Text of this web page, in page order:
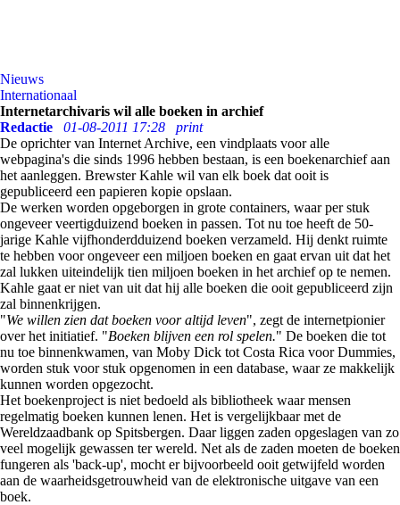
Nieuws
Internationaal
Internetarchivaris wil alle boeken in archief
Redactie
01-08-2011 17:28
print
De oprichter van Internet Archive, een vindplaats voor alle
webpagina's die sinds 1996 hebben bestaan, is een boekenarchief aan
het aanleggen. Brewster Kahle wil van elk boek dat ooit is
gepubliceerd een papieren kopie opslaan.
De werken worden opgeborgen in grote containers, waar per stuk
ongeveer veertigduizend boeken in passen. Tot nu toe heeft de 50-
jarige Kahle vijfhonderdduizend boeken verzameld. Hij denkt ruimte
te hebben voor ongeveer een miljoen boeken en gaat ervan uit dat het
zal lukken uiteindelijk tien miljoen boeken in het archief op te nemen.
Kahle gaat er niet van uit dat hij alle boeken die ooit gepubliceerd zijn
zal binnenkrijgen.
"We willen zien dat boeken voor altijd leven", zegt de internetpionier
over het initiatief. "Boeken blijven een rol spelen." De boeken die tot
nu toe binnenkwamen, van Moby Dick tot Costa Rica voor Dummies,
worden stuk voor stuk opgenomen in een database, waar ze makkelijk
kunnen worden opgezocht.
Het boekenproject is niet bedoeld als bibliotheek waar mensen
regelmatig boeken kunnen lenen. Het is vergelijkbaar met de
Wereldzaadbank op Spitsbergen. Daar liggen zaden opgeslagen van zo
veel mogelijk gewassen ter wereld. Net als de zaden moeten de boeken
fungeren als 'back-up', mocht er bijvoorbeeld ooit getwijfeld worden
aan de waarheidsgetrouwheid van de elektronische uitgave van een
boek.